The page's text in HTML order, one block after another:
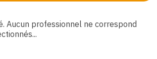
Aucun professionnel ne correspond